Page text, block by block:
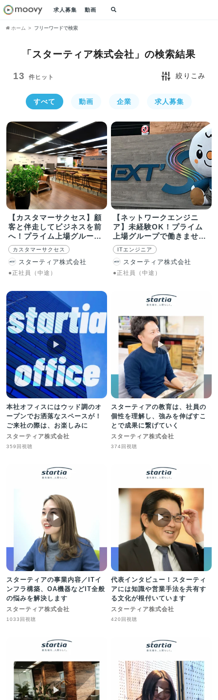
求人募集 動画
ホーム フリーワードで検索
「スターティア株式会社」の検索結果
13 件ヒット 絞りこみ
すべて 動画 企業 求人募集
【カスタマーサクセス】顧
客と伴走してビジネスを前
へ！プライム上場グループ
で活躍
カスタマーサクセス
スターティア株式会社
●正社員（中途）
【ネットワークエンジニ
ア】未経験OK！プライム
上場グループで働きません
か？
ITエンジニア
スターティア株式会社
●正社員（中途）
▶︎
本社オフィスにはウッド調のオ
ープンでお洒落なスペースが！
ご来社の際は、お楽しみに
スターティア株式会社
359回視聴
▶︎
スターティアの教育は、社員の
個性を理解し、強みを伸ばすこ
とで成果に繋げていく
スターティア株式会社
374回視聴
▶︎
スターティアの事業内容／ITイ
ンフラ構築、OA機器などIT全般
の悩みを解決します
スターティア株式会社
1033回視聴
▶︎
代表インタビュー！スターティ
アには知識や営業手法を共有す
る文化が根付いています
スターティア株式会社
420回視聴
▶︎ ▶︎